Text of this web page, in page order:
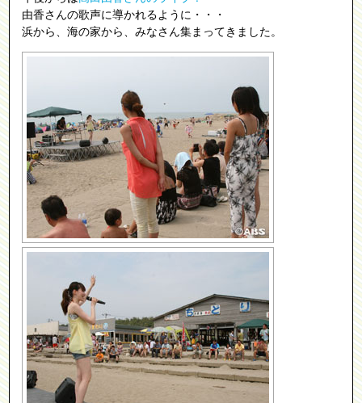
由香さんの歌声に導かれるように・・・
浜から、海の家から、みなさん集まってきました。